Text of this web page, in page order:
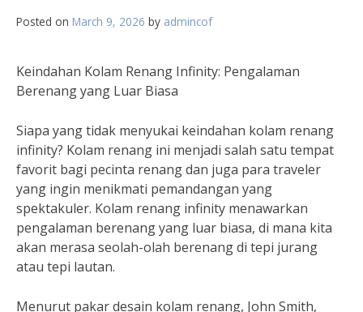
Posted on March 9, 2026 by admincof
Keindahan Kolam Renang Infinity: Pengalaman
Berenang yang Luar Biasa
Siapa yang tidak menyukai keindahan kolam renang
infinity? Kolam renang ini menjadi salah satu tempat
favorit bagi pecinta renang dan juga para traveler
yang ingin menikmati pemandangan yang
spektakuler. Kolam renang infinity menawarkan
pengalaman berenang yang luar biasa, di mana kita
akan merasa seolah-olah berenang di tepi jurang
atau tepi lautan.
Menurut pakar desain kolam renang, John Smith,